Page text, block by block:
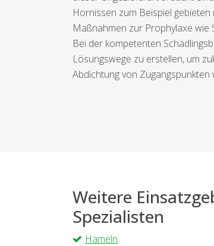
Hornissen zum Beispiel
Maßnahmen zur Prophylaxe wie
Bei der kompetenten
Lösungswege zu erstellen, um
Abdichtung von
Weitere
Spezialisten
Hameln